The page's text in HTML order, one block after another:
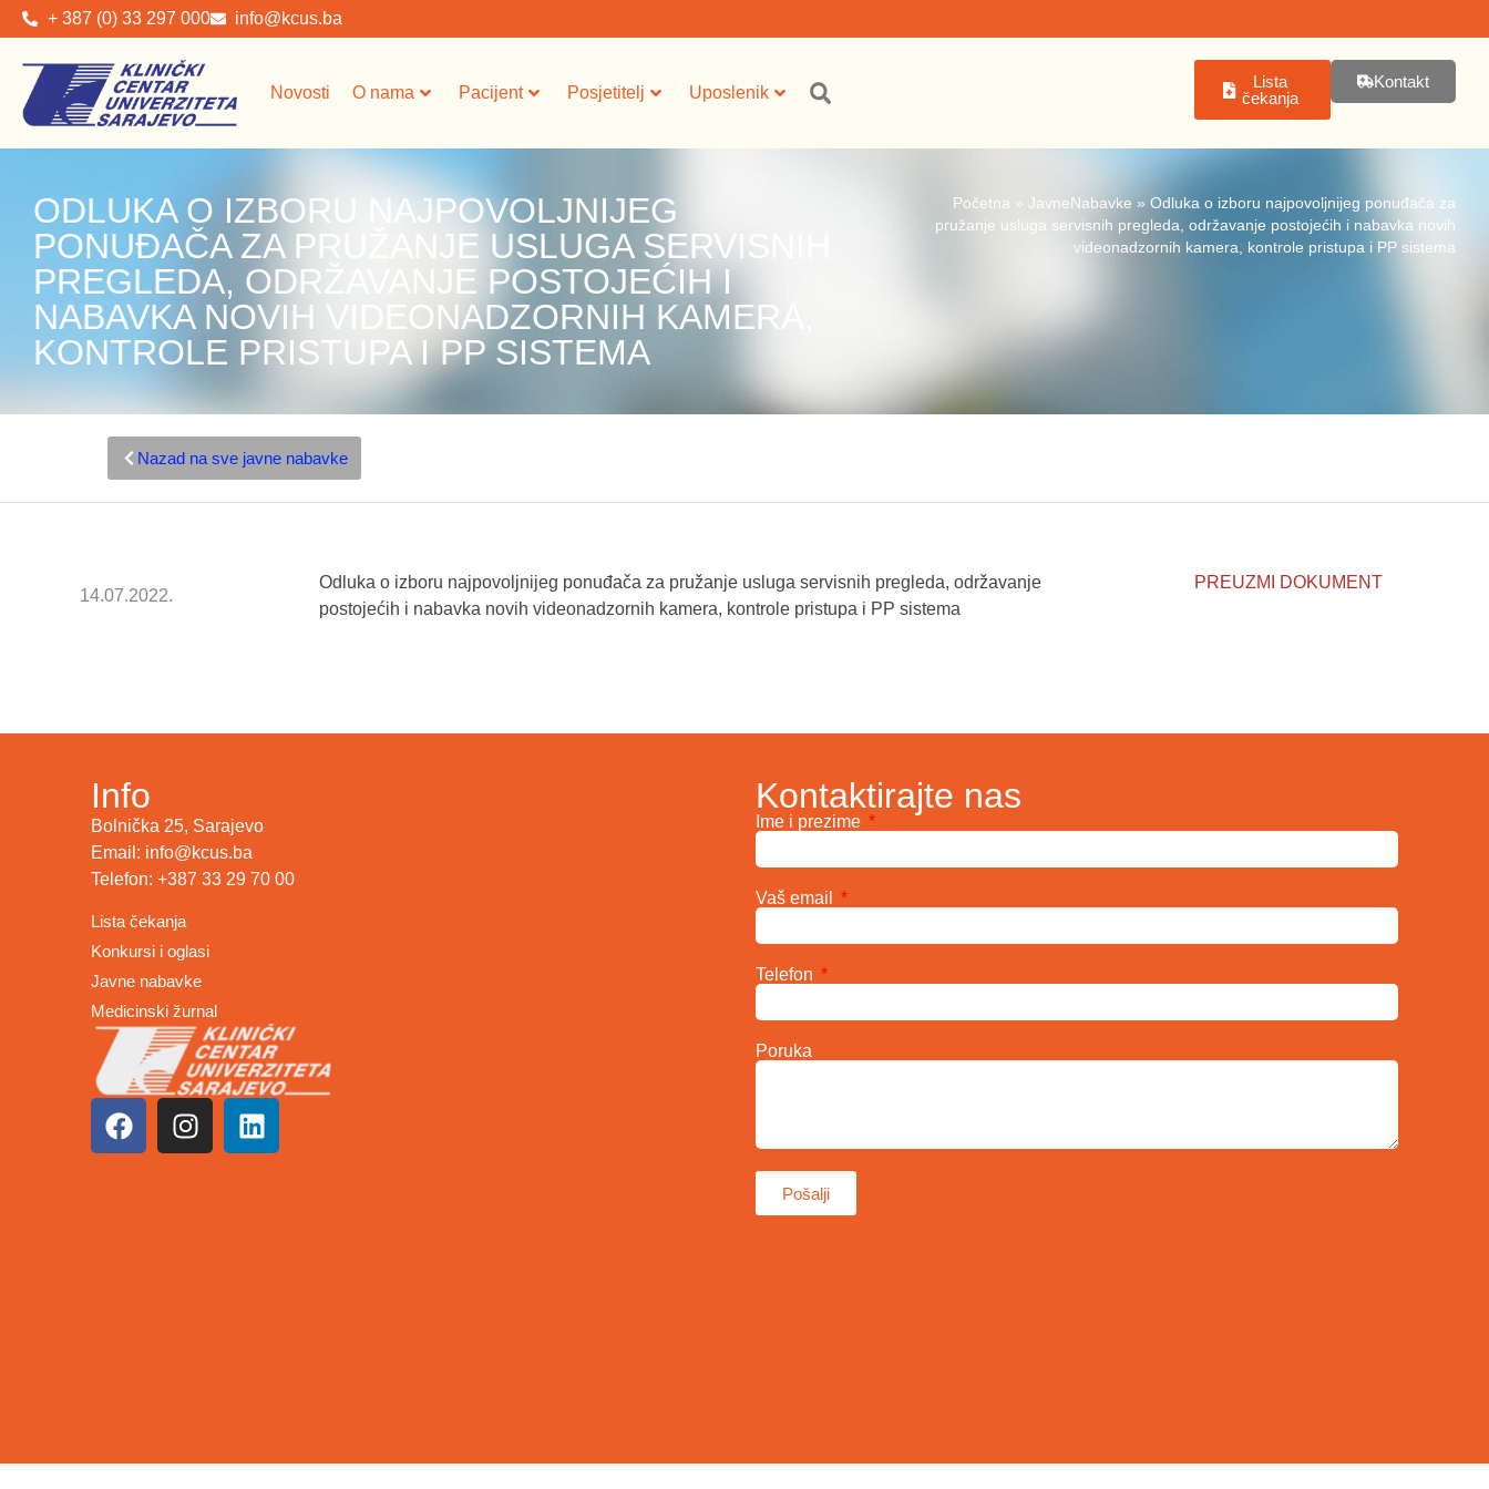
+ 387 (0) 33 297 000 info@kcus.ba
Novosti O nama Pacijent Posjetitelj Uposlenik
Lista
čekanja
Kontakt
ODLUKA O IZBORU NAJPOVOLJNIJEG
PONUĐAČA ZA PRUŽANJE USLUGA SERVISNIH
PREGLEDA, ODRŽAVANJE POSTOJEĆIH I
NABAVKA NOVIH VIDEONADZORNIH KAMERA,
KONTROLE PRISTUPA I PP SISTEMA
Početna » JavneNabavke » Odluka o izboru najpovoljnijeg ponuđača za
pružanje usluga servisnih pregleda, održavanje postojećih i nabavka novih
videonadzornih kamera, kontrole pristupa i PP sistema
Nazad na sve javne nabavke
14.07.2022.
Odluka o izboru najpovoljnijeg ponuđača za pružanje usluga servisnih pregleda, održavanje
postojećih i nabavka novih videonadzornih kamera, kontrole pristupa i PP sistema
PREUZMI DOKUMENT
Info
Bolnička 25, Sarajevo
Email: info@kcus.ba
Telefon: +387 33 29 70 00
Lista čekanja
Konkursi i oglasi
Javne nabavke
Medicinski žurnal
Kontaktirajte nas
Ime i prezime
Vaš email
Telefon
Poruka
Pošalji